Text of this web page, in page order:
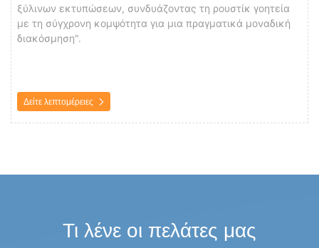
ξύλινων εκτυπώσεων, συνδυάζοντας τη ρουστίκ γοητεία
με τη σύγχρονη κομψότητα για μια πραγματικά μοναδική
διακόσμηση".
Δείτε λεπτομέρειες
Τι λένε οι πελάτες μας